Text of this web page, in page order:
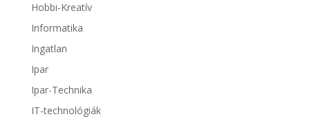
Hobbi-Kreatív
Informatika
Ingatlan
Ipar
Ipar-Technika
IT-technológiák